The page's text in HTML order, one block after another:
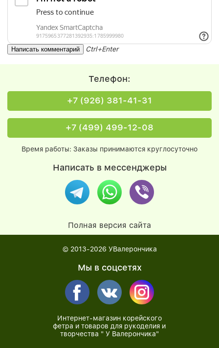
Ctrl+Enter
Телефон:
+7 (926) 381-41-31
+7 (499) 499-12-08
Время работы: Заказы принимаются круглосуточно
Написать в мессенджеры
Полная версия сайта
© 2013-2026 УВалерончика
Мы в соцсетях
Интернет-магазин корейского
фетра и товаров для рукоделия и
творчества " У Валерончика"